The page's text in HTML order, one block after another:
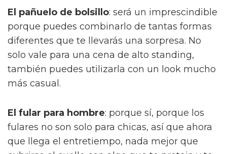
El pañuelo de bolsillo: será un imprescindible
porque puedes combinarlo de tantas formas
diferentes que te llevarás una sorpresa. No
solo vale para una cena de alto standing,
también puedes utilizarla con un look mucho
más casual.
El fular para hombre: porque sí, porque los
fulares no son solo para chicas, así que ahora
que llega el entretiempo, nada mejor que